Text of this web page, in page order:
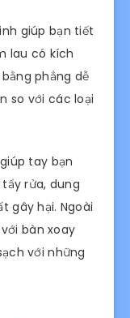
giúp bạn tiết
lau có kích
phẳng dễ
so với các loại
tay bạn
rửa, dung
gây hại. Ngoài
bàn xoay
với những